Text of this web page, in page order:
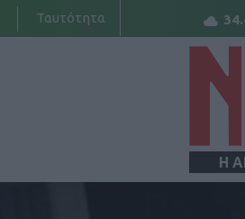
Ταυτότητα
Η